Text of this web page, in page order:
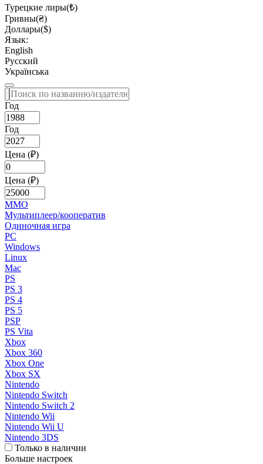
Турецкие лиры(₺)
Гривны(₴)
Доллары($)
Язык:
English
Русский
Українська
Год
Год
Цена (₽)
Цена (₽)
MMO
Мультиплеер/кооператив
Одиночная игра
PC
Windows
Linux
Mac
PS
PS 3
PS 4
PS 5
PSP
PS Vita
Xbox
Xbox 360
Xbox One
Xbox SX
Nintendo
Nintendo Switch
Nintendo Switch 2
Nintendo Wii
Nintendo Wii U
Nintendo 3DS
Только в наличии
Больше настроек